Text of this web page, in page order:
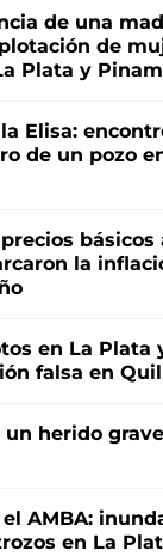
de una
de
Plata y
Elisa:
de un pozo
básicos
la
en La Plata
falsa en
herido
AMBA:
en La